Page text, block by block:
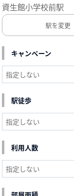
資生館小学校前駅
駅を変更
キャンペーン
駅徒歩
利用人数